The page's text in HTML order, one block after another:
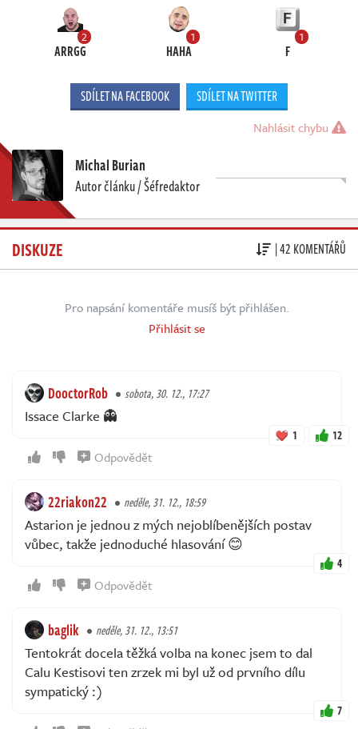
2
ARRGG
1
HAHA
1
F
SDÍLET NA FACEBOOK SDÍLET NA TWITTER
Nahlásit chybu
Michal Burian
Autor článku / Šéfredaktor
DISKUZE | 42 KOMENTÁŘŮ
Pro napsání komentáře musíš být přihlášen.
Přihlásit se
DooctorRob sobota, 30. 12., 17:27
Issace Clarke 👻
1 12
Odpovědět
22riakon22 neděle, 31. 12., 18:59
Astarion je jednou z mých nejoblíbenějších postav
vůbec, takže jednoduché hlasování 😊
4
Odpovědět
baglik neděle, 31. 12., 13:51
Tentokrát docela těžká volba na konec jsem to dal
Calu Kestisovi ten zrzek mi byl už od prvního dílu
sympatický :)
7